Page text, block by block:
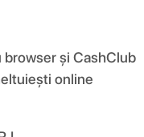
și CashClub
online